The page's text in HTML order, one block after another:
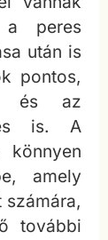
peres
után is
pontos,
és az
is. A
amely
további